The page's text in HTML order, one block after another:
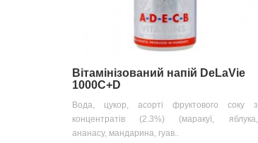
Вітамінізований напій DeLaVie
1000C+D
Вода, цукор, асорті фруктового соку з
концентратів (2.3%) (маракуї, яблука,
ананасу, мандарина, гуав..